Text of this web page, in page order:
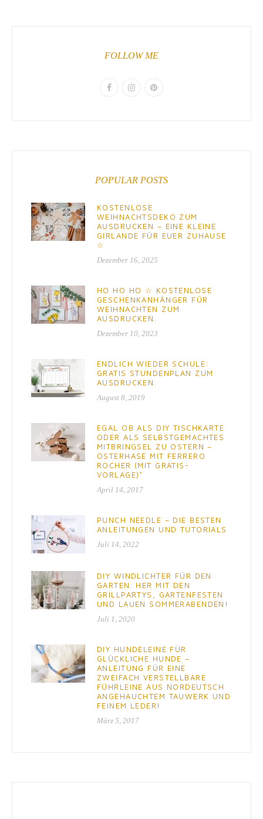
FOLLOW ME
POPULAR POSTS
KOSTENLOSE
WEIHNACHTSDEKO ZUM
AUSDRUCKEN – EINE KLEINE
GIRLANDE FÜR EUER ZUHAUSE
☆
Dezember 16, 2025
HO HO HO ☆ KOSTENLOSE
GESCHENKANHÄNGER FÜR
WEIHNACHTEN ZUM
AUSDRUCKEN.
Dezember 10, 2023
ENDLICH WIEDER SCHULE:
GRATIS STUNDENPLAN ZUM
AUSDRUCKEN.
August 8, 2019
EGAL OB ALS DIY TISCHKARTE
ODER ALS SELBSTGEMACHTES
MITBRINGSEL ZU OSTERN –
OSTERHASE MIT FERRERO
ROCHER (MIT GRATIS-
VORLAGE)*
April 14, 2017
PUNCH NEEDLE – DIE BESTEN
ANLEITUNGEN UND TUTORIALS
Juli 14, 2022
DIY WINDLICHTER FÜR DEN
GARTEN. HER MIT DEN
GRILLPARTYS, GARTENFESTEN
UND LAUEN SOMMERABENDEN!
Juli 1, 2020
DIY HUNDELEINE FÜR
GLÜCKLICHE HUNDE –
ANLEITUNG FÜR EINE
ZWEIFACH VERSTELLBARE
FÜHRLEINE AUS NORDEUTSCH
ANGEHAUCHTEM TAUWERK UND
FEINEM LEDER!
März 5, 2017